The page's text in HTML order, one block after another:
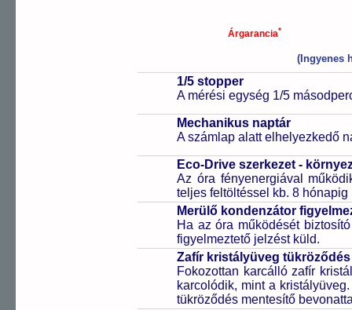
Árgarancia*
(Ingyenes
1/5 stopper
A mérési egység 1/5
Mechanikus naptár
A számlap alatt elhelyezkedő
Eco-Drive szerkezet -
Az óra fényenergiával
teljes feltöltéssel kb. 8
Merülő kondenzátor
Ha az óra működését
figyelmeztető jelzést küld.
Zafír kristályüveg
Fokozottan karcálló zafír
karcolódik, mint a
tükröződés mentesítő